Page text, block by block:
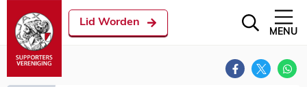
Lid Worden
MENU